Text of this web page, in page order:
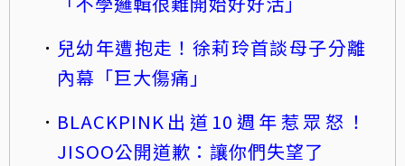
兒幼年遭抱走！徐莉玲首談母子分離
內幕「巨大傷痛」
BLACKPINK出道10週年惹眾怒！
JISOO公開道歉：讓你們失望了